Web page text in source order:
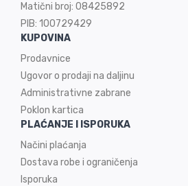
Matični broj: 08425892
PIB: 100729429
KUPOVINA
Prodavnice
Ugovor o prodaji na daljinu
Administrativne zabrane
Poklon kartica
PLAĆANJE I ISPORUKA
Načini plaćanja
Dostava robe i ograničenja
Isporuka